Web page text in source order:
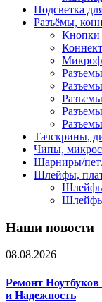
Подсветка
Разъёмы,
Кнопки
Тачскрины,
Чипы,
Шарниры/
Шлейфы,
Наши новости
08.08.2026
Ремонт
и Надежность